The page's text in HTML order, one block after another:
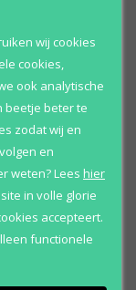
appel
prijs-
9am. De geur
voor vrijwel
energieke en
voor
bijzonder
parfums met een
tot zijn recht in de
wij cookies
cookies,
ook analytische
beetje beter te
zodat wij en
en
weten?Lees hier
in volle glorie
accepteert.
functionele